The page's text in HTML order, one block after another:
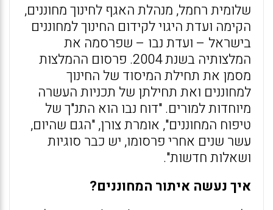
שלומית רחמל, מנהלת האגף לחינוך מחוננים,
הקימה ועדת היגוי לקידום החינוך למחוננים
בישראל – ועדת נבו – שפרסמה את
המלצותיה בשנת 2004. פרסום ההמלצות
מסמן את תחילת המיסוד של החינוך
למחוננים ואת תחילתן של תכניות העשרה
מיוחדות למורים. "דוח נבו הוא התנ"ך של
טיפוח המחוננים", אומרת צורן, "הגם שהיום,
עשר שנים אחרי פרסומו, יש כבר סוגיות
ושאלות חדשות".
איך נעשה איתור המחוננים?